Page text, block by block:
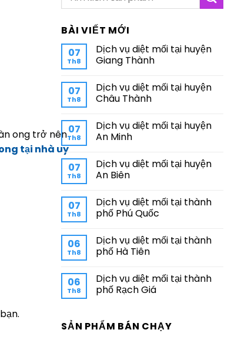
ong trở nên
tại nhà uy
BÀI VIẾT MỚI
07
Th8
Dịch vụ diệt mối tại huyện
Giang Thành
07
Th8
Dịch vụ diệt mối tại huyện
Châu Thành
07
Th8
Dịch vụ diệt mối tại huyện
An Minh
07
Th8
Dịch vụ diệt mối tại huyện
An Biên
07
Th8
Dịch vụ diệt mối tại thành
phố Phú Quốc
06
Th8
Dịch vụ diệt mối tại thành
phố Hà Tiên
06
Th8
Dịch vụ diệt mối tại thành
phố Rạch Giá
SẢN PHẨM BÁN CHẠY